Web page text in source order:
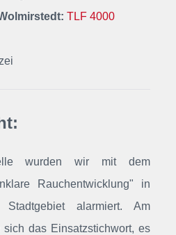
TLF 4000
wurden wir mit dem
Rauchentwicklung" in
Stadtgebiet alarmiert. Am
sich das Einsatzstichwort, es